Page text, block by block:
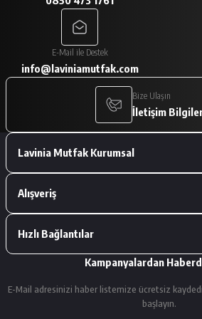
A... V... | 29/01/2026
Paketleme çok iyiydi. Ürünler tam
istediğimiz gibiydi.
A... V... | 29/01/2026
Deneyimini Paylaş
E-Mail ile Destek
info@laviniamutfak.com
Bize Ulaşın
İletişim
Lavinia Mutfak Kurumsal
Alışveriş
Hızlı Bağlantılar
Kampanyalardan
E-Mail adresinizi haber listemize ücretsiz
başlayın.